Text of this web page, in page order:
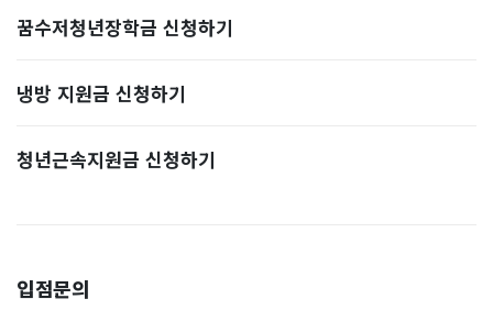
꿈수저청년장학금 신청하기
냉방 지원금 신청하기
청년근속지원금 신청하기
입점문의